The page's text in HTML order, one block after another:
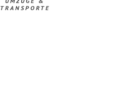
TRANSPORTE